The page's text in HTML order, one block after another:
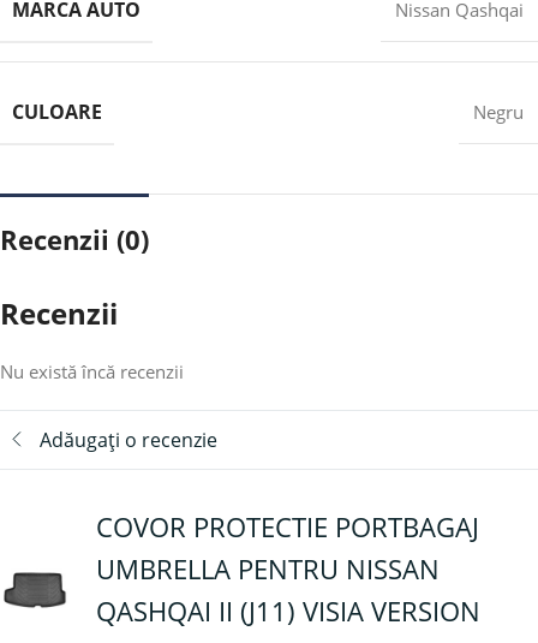
MARCA AUTO Nissan Qashqai
CULOARE Negru
Recenzii (0)
Recenzii
Nu există încă recenzii
Adăugați o recenzie
COVOR PROTECTIE PORTBAGAJ
UMBRELLA PENTRU NISSAN
QASHQAI II (J11) VISIA VERSION